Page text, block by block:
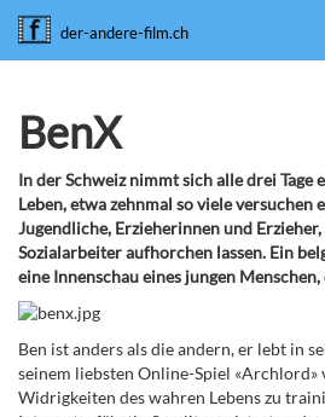
der-andere-film.ch
BenX
In der Schweiz nimmt sich alle drei Tage
Leben, etwa zehnmal so viele versuchen
Jugendliche, Erzieherinnen und
Sozialarbeiter aufhorchen lassen. Ein
eine Innenschau eines jungen
Ben ist anders als die andern, er lebt in
seinem liebsten Online-Spiel «Archlord»
Widrigkeiten des wahren Lebens zu